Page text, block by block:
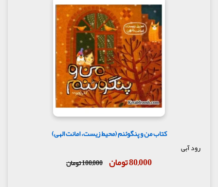
کتاب من و پنگوئنم (محیط زیست، امانت الهی)
رود آبی
80,000 تومان 100,000 تومان